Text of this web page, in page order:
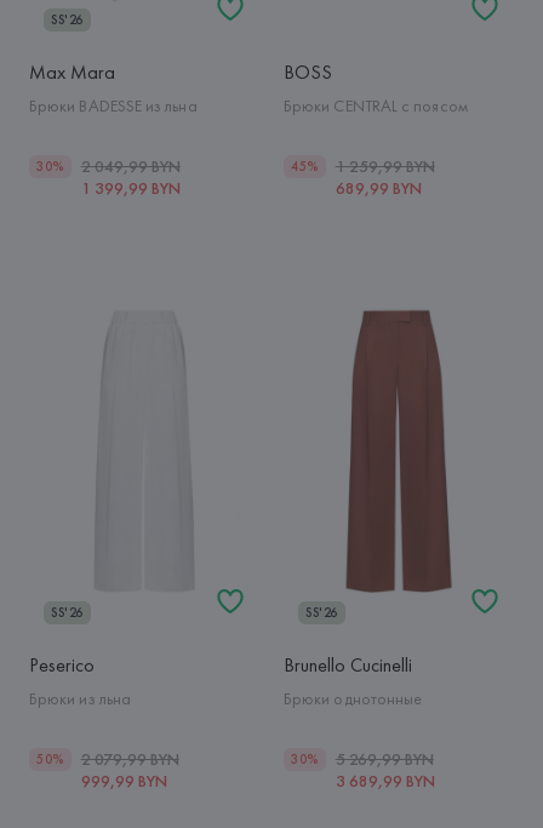
SS'26
Max Mara
Брюки BADESSE из льна
30%
2 049,99 BYN
1 399,99 BYN
BOSS
Брюки CENTRAL с поясом
45%
1 259,99 BYN
689,99 BYN
SS'26
Peserico
Брюки из льна
50%
2 079,99 BYN
999,99 BYN
SS'26
Brunello Cucinelli
Брюки однотонные
30%
5 269,99 BYN
3 689,99 BYN